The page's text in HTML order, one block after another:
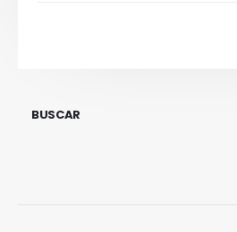
BUSCAR